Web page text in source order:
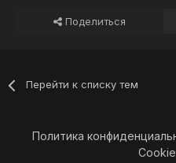
Поделиться
Перейти к списку тем
Политика